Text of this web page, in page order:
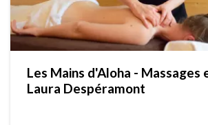
Les Mains d'Aloha -
Laura Despéramont